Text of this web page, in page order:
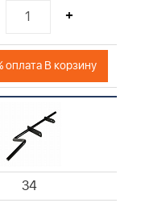
+
оплата В корзину
34